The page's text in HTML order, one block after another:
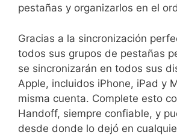
pestañas y organizarlos en el
Gracias a la sincronización
todos sus grupos de pestañas
se sincronizarán en todos sus
Apple, incluidos iPhone, iPad y
misma cuenta. Complete esto
Handoff, siempre confiable, y
desde donde lo dejó en